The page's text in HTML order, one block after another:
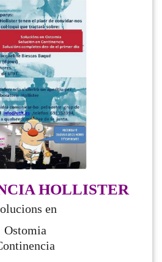
HOLLISTER
en
Ostomia